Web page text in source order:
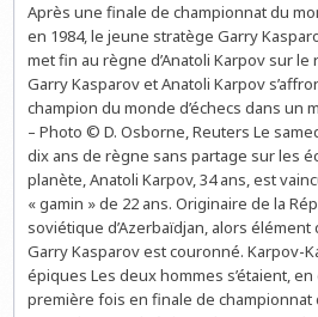
Après une finale de championnat du
en 1984, le jeune stratège Garry
met fin au règne d’Anatoli Karpov sur le
Garry Kasparov et Anatoli Karpov
champion du monde d’échecs dans un
– Photo © D. Osborne, Reuters Le
dix ans de règne sans partage sur les
planète, Anatoli Karpov, 34 ans, est
« gamin » de 22 ans. Originaire de la
soviétique d’Azerbaïdjan, alors élément
Garry Kasparov est couronné. Karpov-
épiques Les deux hommes s’étaient,
première fois en finale de championnat